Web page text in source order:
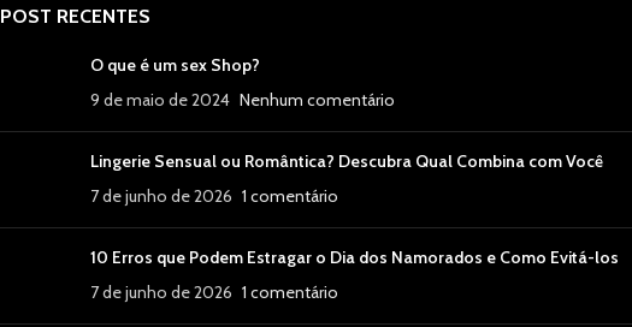
POST RECENTES
O que é um sex Shop?
9 de maio de 2024 Nenhum comentário
Lingerie Sensual ou Romântica? Descubra Qual Combina com Você
7 de junho de 2026 1 comentário
10 Erros que Podem Estragar o Dia dos Namorados e Como Evitá-los
7 de junho de 2026 1 comentário